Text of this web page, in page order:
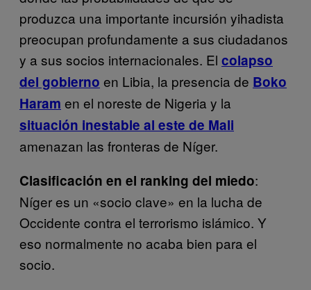
produzca una importante incursión yihadista
preocupan profundamente a sus ciudadanos
y a sus socios internacionales. El colapso
del gobierno en Libia, la presencia de Boko
Haram en el noreste de Nigeria y la
situación inestable al este de Mali
amenazan las fronteras de Níger.
Clasificación en el ranking del miedo:
Níger es un «socio clave» en la lucha de
Occidente contra el terrorismo islámico. Y
eso normalmente no acaba bien para el
socio.